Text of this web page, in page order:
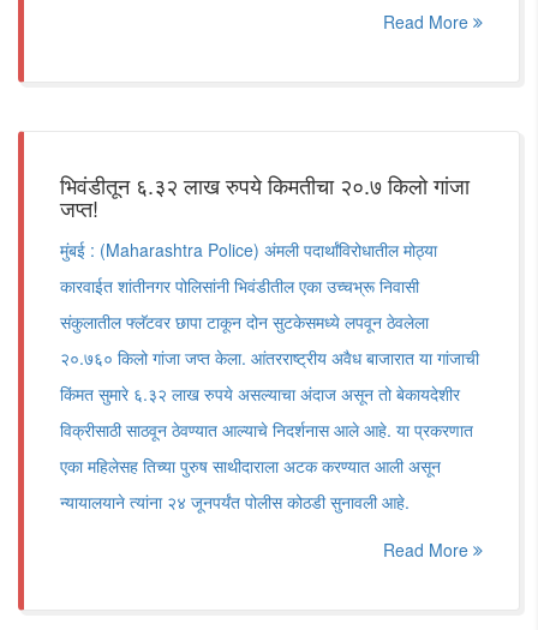
Read More
भिवंडीतून ६.३२ लाख रुपये किमतीचा २०.७ किलो गांजा
जप्त!
मुंबई : (Maharashtra Police) अंमली पदार्थांविरोधातील मोठ्या
कारवाईत शांतीनगर पोलिसांनी भिवंडीतील एका उच्चभ्रू निवासी
संकुलातील फ्लॅटवर छापा टाकून दोन सुटकेसमध्ये लपवून ठेवलेला
२०.७६० किलो गांजा जप्त केला. आंतरराष्ट्रीय अवैध बाजारात या गांजाची
किंमत सुमारे ६.३२ लाख रुपये असल्याचा अंदाज असून तो बेकायदेशीर
विक्रीसाठी साठवून ठेवण्यात आल्याचे निदर्शनास आले आहे. या प्रकरणात
एका महिलेसह तिच्या पुरुष साथीदाराला अटक करण्यात आली असून
न्यायालयाने त्यांना २४ जूनपर्यंत पोलीस कोठडी सुनावली आहे.
Read More